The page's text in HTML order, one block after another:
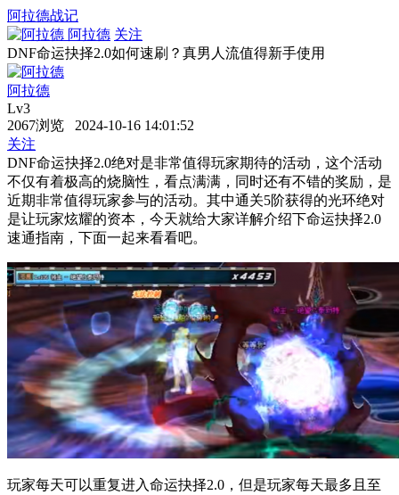
阿拉德战记
阿拉德 关注
DNF命运抉择2.0如何速刷？真男人流值得新手使用
阿拉德
Lv3
2067浏览 2024-10-16 14:01:52
关注
DNF命运抉择2.0绝对是非常值得玩家期待的活动，这个活动
不仅有着极高的烧脑性，看点满满，同时还有不错的奖励，是
近期非常值得玩家参与的活动。其中通关5阶获得的光环绝对
是让玩家炫耀的资本，今天就给大家详解介绍下命运抉择2.0
速通指南，下面一起来看看吧。
玩家每天可以重复进入命运抉择2.0，但是玩家每天最多且至